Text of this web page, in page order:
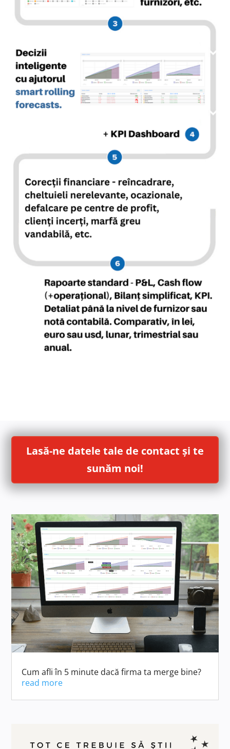
Lasă-ne datele tale de contact și te
sunăm noi!
Cum afli în 5 minute dacă firma ta merge bine?
read more